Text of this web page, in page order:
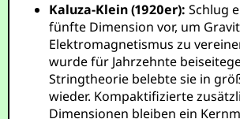
Kaluza-Klein (1920er): Schlug
fünfte Dimension vor, um
Elektromagnetismus zu
wurde für Jahrzehnte
Stringtheorie belebte sie in
wieder. Kompaktifizierte
Dimensionen bleiben ein